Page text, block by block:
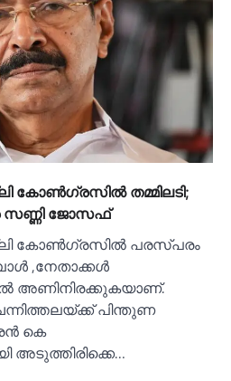
കോണ്‍ഗ്രസില്‍ തമ്മിലടി;
സണ്ണി ജോസഫ്
കോണ്‍ഗ്രസില്‍ പരസ്പരം
,നേതാക്കള്‍
അണിനിരക്കുകയാണ്.
പിന്തുണ
കെ